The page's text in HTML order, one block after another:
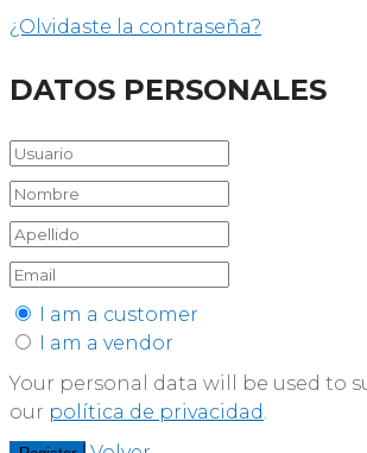
¿Olvidaste la contraseña?
DATOS PERSONALES
I am a customer
I am a vendor
Your personal data will be used to
our política de privacidad.